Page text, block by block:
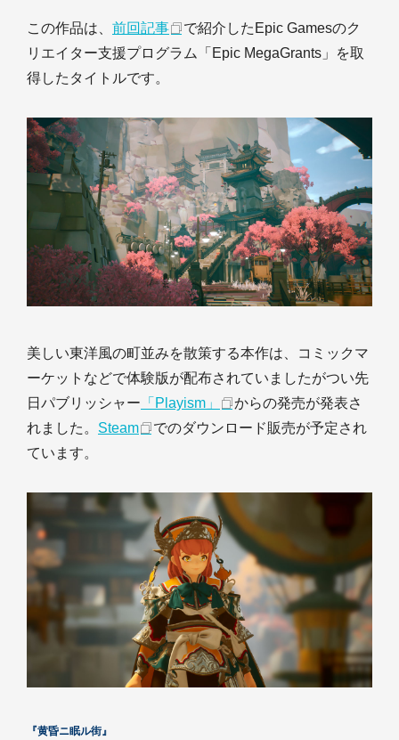
この作品は、 前回記事
で紹介したEpic Gamesのク
リエイター支援プログラム「Epic MegaGrants」を取
得したタイトルです。
美しい東洋風の町並みを散策する本作は、コミックマ
ーケットなどで体験版が配布されていましたがつい先
日パブリッシャー 「Playism」
からの発売が発表さ
れました。 Steam
でのダウンロード販売が予定され
ています。
『黄昏ニ眠ル街』